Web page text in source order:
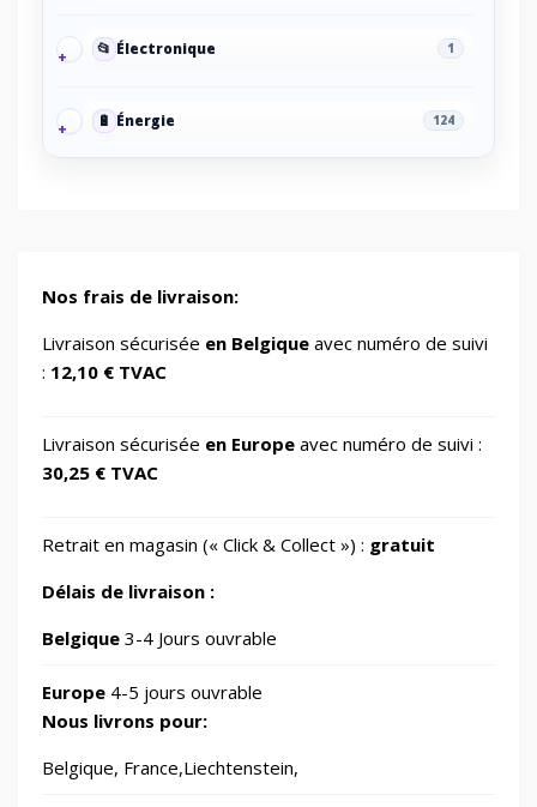
📂 Électronique 1
🔋 Énergie 124
📱 screen protectors/For smartwatches
1
IT Accessories/Monitor stands
📂 Jardin
🧸 Jouets
📂 Laser graveurs et découpeuses
Nos frais de livraison:
Livraison sécurisée en Belgique avec numéro de suivi
: 12,10 € TVAC
Livraison sécurisée en Europe avec numéro de suivi :
30,25 € TVAC
Retrait en magasin (« Click & Collect ») : gratuit
Délais de livraison :
Belgique 3-4 Jours ouvrable
Europe 4-5 jours ouvrable
Nous livrons pour:
Belgique, France,Liechtenstein,